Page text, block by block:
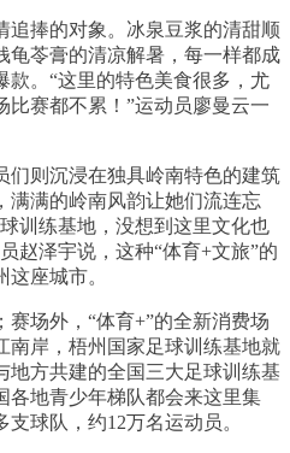
追捧的对象。冰泉豆浆的清甜顺
龟苓膏的清凉解暑，每一样都成
款。“这里的特色美食很多，尤
比赛都不累！”运动员廖曼云一
们则沉浸在独具岭南特色的建筑
满满的岭南风韵让她们流连忘
训练基地，没想到这里文化也
赵泽宇说，这种“体育+文旅”的
座城市。
场外，“体育+”的全新消费场
南岸，梧州国家足球训练基地就
地方共建的全国三大足球训练基
各地青少年梯队都会来这里集
球队，约12万名运动员。